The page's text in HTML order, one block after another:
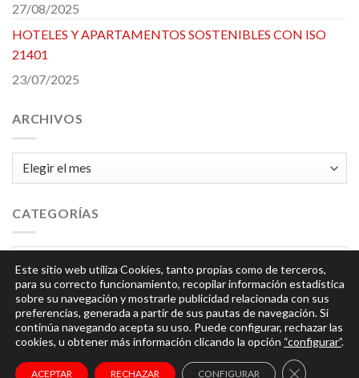
27/08/2025
HOTELES Y APARTAMENTOS SOSTENIBLES CON ISO
21401
23/07/2025
ARCHIVOS
Archivos
CATEGORÍAS
Categorías
© 2026Integra| Todos los derechos reservados |
Este sitio web utiliza Cookies, tanto propias como de terceros,
para su correcto funcionamiento, recopilar información estadística
sobre su navegación y mostrarle publicidad relacionada con sus
preferencias, generada a partir de sus pautas de navegación. Si
continúa navegando acepta su uso. Puede configurar, rechazar las
cookies, u obtener más información clicando la opción “configurar”.
ACEPTAR RECHAZAR CONFIGURAR CERRAR